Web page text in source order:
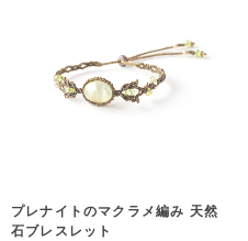
プレナイトのマクラメ編み 天然
石ブレスレット